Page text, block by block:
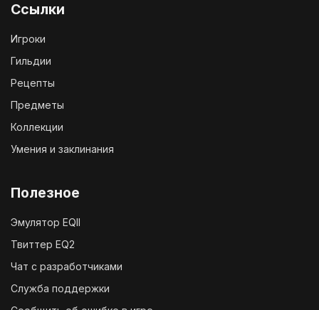
Ссылки
Игроки
Гильдии
Рецепты
Предметы
Коллекции
Умения и заклинания
Полезное
Эмулятор EQII
Твиттер EQ2
Чат с разработчиками
Служба поддержки